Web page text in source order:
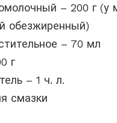
– 200 г (у
обезжиренный)
– 70 мл
г
– 1 ч. л.
смазки